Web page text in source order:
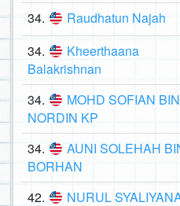
34. Raudhatun Najah
34.
Kheerthaana
Balakrishnan
34.
MOHD SOFIAN BIN
NORDIN KP
34.
AUNI SOLEHAH
BORHAN
42. NURUL